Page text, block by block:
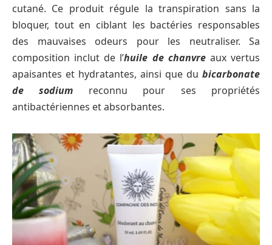
cutané. Ce produit régule la transpiration sans la
bloquer, tout en ciblant les bactéries responsables
des mauvaises odeurs pour les neutraliser. Sa
composition inclut de l’huile de chanvreaux vertus
apaisantes et hydratantes, ainsi que du bicarbonate
de sodium reconnu pour ses propriétés
antibactériennes et absorbantes.